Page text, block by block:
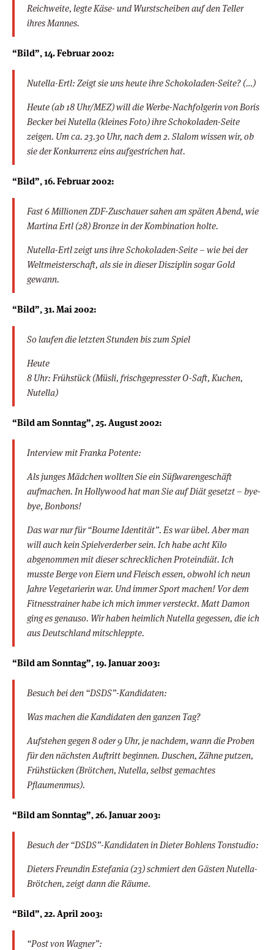
Reichweite, legte Käse- und Wurstscheiben auf den Teller
ihres Mannes.
“Bild”, 14. Februar 2002:
Nutella-Ertl: Zeigt sie uns heute ihre Schokoladen-Seite? (…)
Heute (ab 18 Uhr/MEZ) will die Werbe-Nachfolgerin von Boris
Becker bei Nutella (kleines Foto) ihre Schokoladen-Seite
zeigen. Um ca. 23.30 Uhr, nach dem 2. Slalom wissen wir, ob
sie der Konkurrenz eins aufgestrichen hat.
“Bild”, 16. Februar 2002:
Fast 6 Millionen ZDF-Zuschauer sahen am späten Abend, wie
Martina Ertl (28) Bronze in der Kombination holte.
Nutella-Ertl zeigt uns ihre Schokoladen-Seite – wie bei der
Weltmeisterschaft, als sie in dieser Disziplin sogar Gold
gewann.
“Bild”, 31. Mai 2002:
So laufen die letzten Stunden bis zum Spiel
Heute
8 Uhr: Frühstück (Müsli, frischgepresster O-Saft, Kuchen,
Nutella)
“Bild am Sonntag”, 25. August 2002:
Interview mit Franka Potente:
Als junges Mädchen wollten Sie ein Süßwarengeschäft
aufmachen. In Hollywood hat man Sie auf Diät gesetzt – bye-
bye, Bonbons!
Das war nur für “Bourne Identität”. Es war übel. Aber man
will auch kein Spielverderber sein. Ich habe acht Kilo
abgenommen mit dieser schrecklichen Proteindiät. Ich
musste Berge von Eiern und Fleisch essen, obwohl ich neun
Jahre Vegetarierin war. Und immer Sport machen! Vor dem
Fitnesstrainer habe ich mich immer versteckt. Matt Damon
ging es genauso. Wir haben heimlich Nutella gegessen, die ich
aus Deutschland mitschleppte.
“Bild am Sonntag”, 19. Januar 2003:
Besuch bei den “DSDS”-Kandidaten:
Was machen die Kandidaten den ganzen Tag?
Aufstehen gegen 8 oder 9 Uhr, je nachdem, wann die Proben
für den nächsten Auftritt beginnen. Duschen, Zähne putzen,
Frühstücken (Brötchen, Nutella, selbst gemachtes
Pflaumenmus).
“Bild am Sonntag”, 26. Januar 2003:
Besuch der “DSDS”-Kandidaten in Dieter Bohlens Tonstudio:
Dieters Freundin Estefania (23) schmiert den Gästen Nutella-
Brötchen, zeigt dann die Räume.
“Bild”, 22. April 2003:
“Post von Wagner”: